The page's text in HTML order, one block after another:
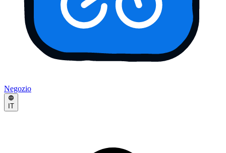
Negozio
IT